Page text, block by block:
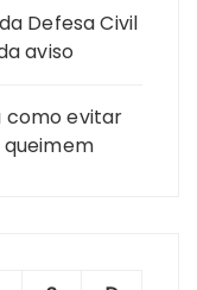
Defesa Civil
aviso
como evitar